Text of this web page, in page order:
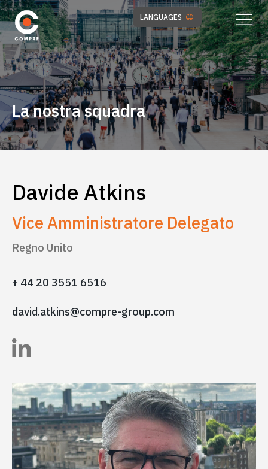
LANGUAGES
La nostra squadra
Davide Atkins
Vice Amministratore Delegato
Regno Unito
+ 44 20 3551 6516
david.atkins@compre-group.com